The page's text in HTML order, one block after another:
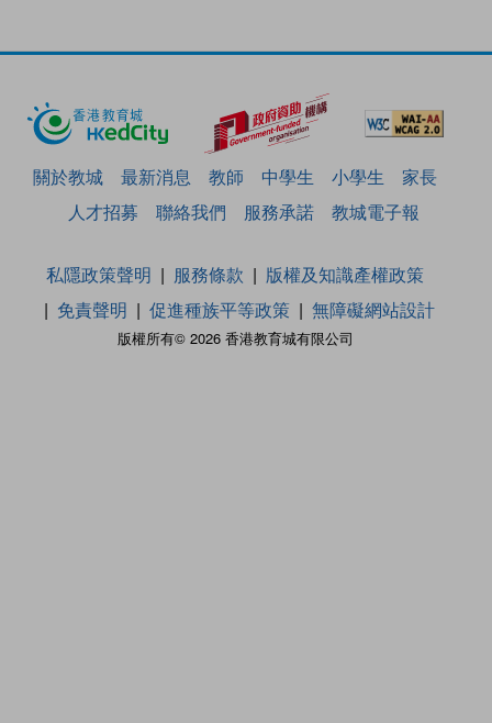
關於教城 最新消息 教師 中學生 小學生
家長
人才招募
聯絡我們 服務承諾 教城電子報
版權所有© 2026 香港教育城有限公司
私隱政策聲明 服務條款
版權及知識產權政策
免責聲明
促進種族平等政策 無障礙網站設計